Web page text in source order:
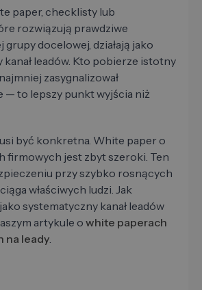
paper, checklisty lub
rozwiązują prawdziwe
docelowej, działają jako
kanał leadów. Kto pobierze istotny
zasygnalizował
— to lepszy punkt wyjścia niż
być konkretna. White paper o
firmowych jest zbyt szeroki. Ten
przy szybko rosnących
właściwych ludzi. Jak
systematyczny kanał leadów
artykule owhite paperach
na leady.